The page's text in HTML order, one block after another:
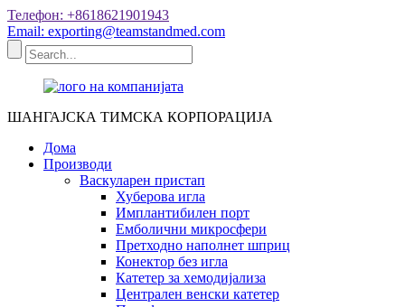
Телефон: +8618621901943
Email: exporting@teamstandmed.com
ШАНГАЈСКА ТИМСКА КОРПОРАЦИЈА
Дома
Производи
Васкуларен пристап
Хуберова игла
Имплантибилен порт
Емболични микросфери
Претходно наполнет шприц
Конектор без игла
Катетер за хемодијализа
Централен венски катетер